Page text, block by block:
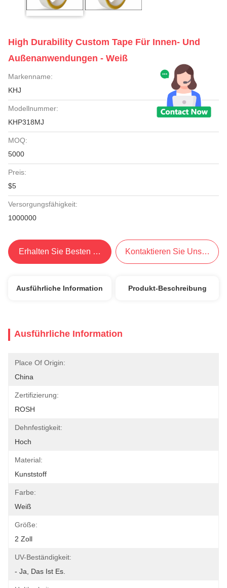
High Durability Custom Tape Für Innen- Und
Außenanwendungen - Weiß
Markenname:
KHJ
Modellnummer:
KHP318MJ
MOQ:
5000
Preis:
$5
Versorgungsfähigkeit:
1000000
Erhalten Sie Besten Preis Kontaktieren Sie Uns Jetzt
Ausführliche Information Produkt-Beschreibung
Ausführliche Information
Place Of Origin:
China
Zertifizierung:
ROSH
Dehnfestigkeit:
Hoch
Material:
Kunststoff
Farbe:
Weiß
Größe:
2 Zoll
UV-Beständigkeit:
- Ja, Das Ist Es.